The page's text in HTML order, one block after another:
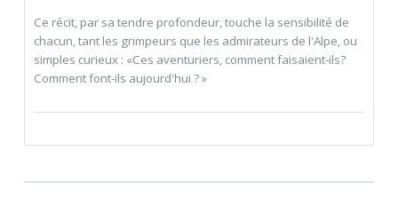
Ce récit, par sa tendre profondeur, touche la sensibilité de
chacun, tant les grimpeurs que les admirateurs de l'Alpe, ou
simples curieux : «Ces aventuriers, comment faisaient-ils?
Comment font-ils aujourd'hui ? »